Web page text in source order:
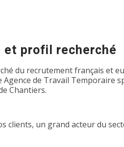
profil recherché
du recrutement français et
de Travail Temporaire
Chantiers.
clients, un grand acteur du